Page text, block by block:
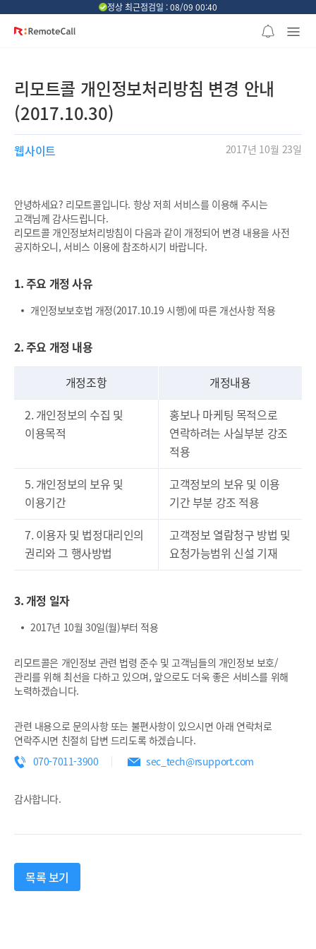
정상 최근점검일 : 08/09 00:40
리모트콜 개인정보처리방침 변경 안내
(2017.10.30)
웹사이트 2017년 10월 23일
안녕하세요? 리모트콜입니다. 항상 저희 서비스를 이용해 주시는
고객님께 감사드립니다.
리모트콜 개인정보처리방침이 다음과 같이 개정되어 변경 내용을 사전
공지하오니, 서비스 이용에 참조하시기 바랍니다.
1. 주요 개정 사유
개인정보보호법 개정(2017.10.19 시행)에 따른 개선사항 적용
2. 주요 개정 내용
개정조항
개정내용
2. 개인정보의 수집 및
이용목적
홍보나 마케팅 목적으로
연락하려는 사실부분 강조
적용
5. 개인정보의 보유 및
이용기간
고객정보의 보유 및 이용
기간 부분 강조 적용
7. 이용자 및 법정대리인의
권리와 그 행사방법
고객정보 열람청구 방법 및
요청가능범위 신설 기재
3. 개정 일자
2017년 10월 30일(월)부터 적용
리모트콜은 개인정보 관련 법령 준수 및 고객님들의 개인정보 보호/
관리를 위해 최선을 다하고 있으며, 앞으로도 더욱 좋은 서비스를 위해
노력하겠습니다.
관련 내용으로 문의사항 또는 불편사항이 있으시면 아래 연락처로
연락주시면 친절히 답변 드리도록 하겠습니다.
070-7011-3900
sec_tech@rsupport.com
감사합니다.
목록 보기